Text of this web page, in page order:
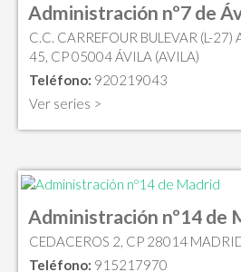
Administración nº7 de
C.C. CARREFOUR BULEVAR (L-27)
45, CP 05004 ÁVILA (AVILA)
Teléfono: 920219043
Ver series >
Administración nº14 de
CEDACEROS 2, CP 28014
Teléfono: 915217970